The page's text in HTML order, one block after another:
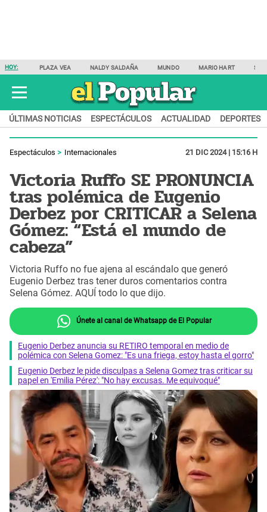
HOY: PLAZA VEA NALDY SALDAÑA MUNDO MARIO HART
ÚLTIMAS NOTICIAS ESPECTÁCULOS ACTUALIDAD DEPORTES
Espectáculos Internacionales 21 DIC 2024 | 15:16 H
Victoria Ruffo SE PRONUNCIA
tras polémica de Eugenio
Derbez por CRITICAR a Selena
Gómez: “Está el mundo de
cabeza”
Victoria Ruffo no fue ajena al escándalo que generó
Eugenio Derbez tras tener duros comentarios contra
Selena Gómez. AQUÍ todo lo que dijo.
Únete al canal de Whatsapp de El Popular
Eugenio Derbez anuncia su RETIRO temporal en medio de
polémica con Selena Gomez: "Es una friega, estoy hasta el gorro"
Eugenio Derbez le pide disculpas a Selena Gomez tras criticar su
papel en 'Emilia Pérez': "No hay excusas. Me equivoqué"